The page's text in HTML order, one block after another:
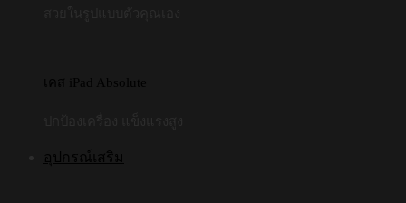
เคส iPad Absolute
อุปกรณ์เสริม